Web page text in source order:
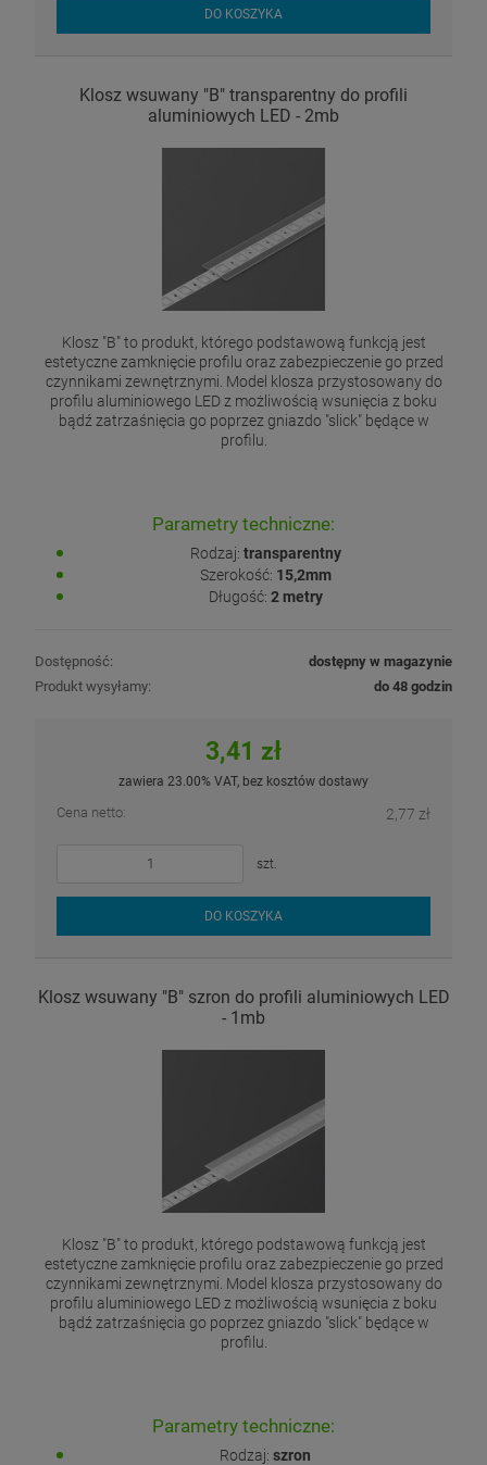
DO KOSZYKA
Klosz wsuwany "B" transparentny do profili
aluminiowych LED - 2mb
Klosz "B" to produkt, którego podstawową funkcją jest
estetyczne zamknięcie profilu oraz zabezpieczenie go przed
czynnikami zewnętrznymi. Model klosza przystosowany do
profilu aluminiowego LED z możliwością wsunięcia z boku
bądź zatrzaśnięcia go poprzez gniazdo "slick" będące w
profilu.
Parametry techniczne:
Rodzaj: transparentny
Szerokość: 15,2mm
Długość: 2 metry
Dostępność:
dostępny w magazynie
Produkt wysyłamy:
do 48 godzin
3,41 zł
zawiera 23.00% VAT, bez kosztów dostawy
Cena netto: 2,77 zł
szt.
DO KOSZYKA
Klosz wsuwany "B" szron do profili aluminiowych LED
- 1mb
Klosz "B" to produkt, którego podstawową funkcją jest
estetyczne zamknięcie profilu oraz zabezpieczenie go przed
czynnikami zewnętrznymi. Model klosza przystosowany do
profilu aluminiowego LED z możliwością wsunięcia z boku
bądź zatrzaśnięcia go poprzez gniazdo "slick" będące w
profilu.
Parametry techniczne:
Rodzaj: szron